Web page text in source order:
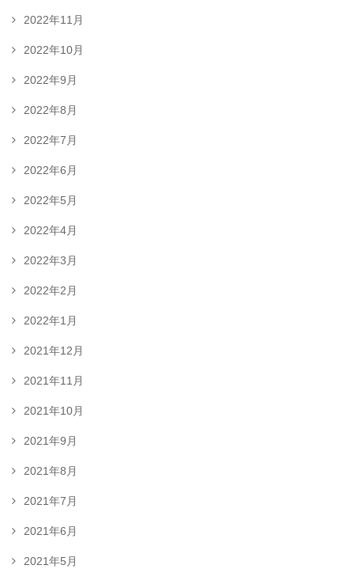
2022年11月
2022年10月
2022年9月
2022年8月
2022年7月
2022年6月
2022年5月
2022年4月
2022年3月
2022年2月
2022年1月
2021年12月
2021年11月
2021年10月
2021年9月
2021年8月
2021年7月
2021年6月
2021年5月